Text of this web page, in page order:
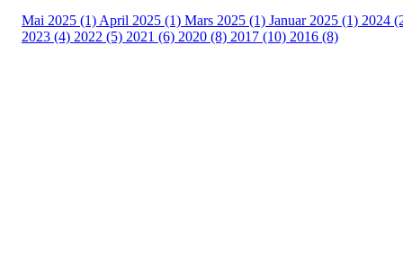
Mai 2025 (1) April 2025 (1) Mars 2025 (1) Januar 2025 (1) 2024
2023 (4) 2022 (5) 2021 (6) 2020 (8) 2017 (10) 2016 (8)